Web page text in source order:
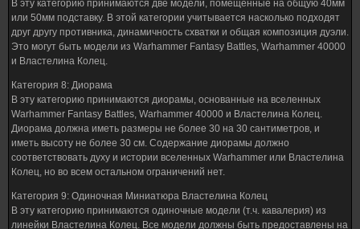
В эту категорию принимаются две модели, помещенные на общую 40мм
или 50мм подставку. В этой категории учитывается насколько подходят
друг другу противника, динамичность схватки и общая композиция дуэли.
Это могут быть модели из Warhammer Fantasy Battles, Warhammer 40000
и Властелина Колец.
Категория 8: Диорама
В эту категорию принимаются диорамы, основанные на вселенных
Warhammer Fantasy Battles, Warhammer 40000 и Властелина Колец.
Диорама должна иметь размеры не более 30 на 30 сантиметров, и
иметь высоту не более 30 см. Содержание диорамы должно
соответствовать духу и истории вселенных Warhammer или Властелина
Колец, но во всем остальном ограничений нет.
Категория 9: Одиночная Миниатюра Властелина Колец
В эту категорию принимаются одиночные модели (т.ч. кавалерия) из
линейки Властелина Колец. Все модели должны быть предоставлены на